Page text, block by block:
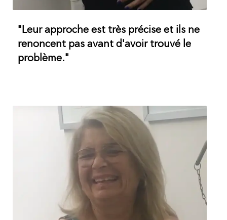
"Leur approche est très précise et ils ne
renoncent pas avant d'avoir trouvé le
problème."